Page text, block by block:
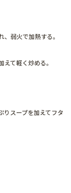
弱火で加熱する。
て軽く炒める。
りスープを加えてフタ